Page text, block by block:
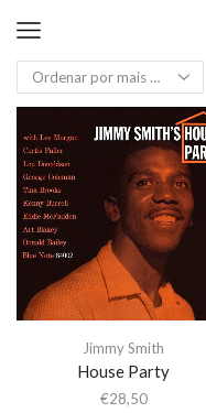
Jimmy Smith
House Party
€28,50